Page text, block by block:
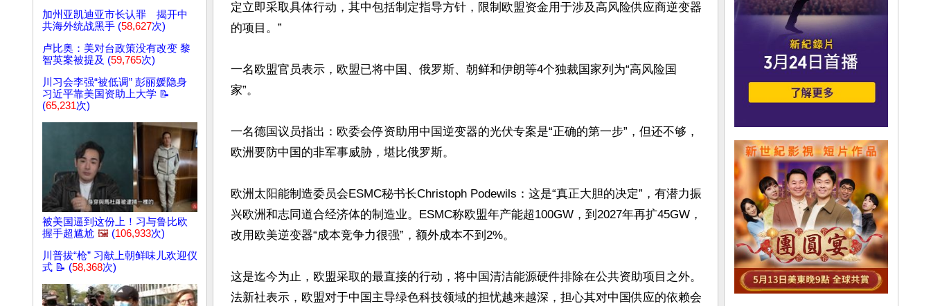
加州亚凯迪亚市长认罪 揭开中
共海外统战黑手 (58,627次)
卢比奥：美对台政策没有改变 黎
智英案被提及 (59,765次)
川习会李强“被低调” 彭丽媛隐身
习近平靠美国资助上大学 📝
(65,231次)
被美国逼到这份上！习与鲁比欧
握手超尴尬 🖼️ (106,933次)
川普拔“枪” 习献上朝鲜味儿欢迎仪
式 📝 (58,368次)
定立即采取具体行动，其中包括制定指导方针，限制欧盟资金用于涉及高风险供应商逆变器
的项目。”
一名欧盟官员表示，欧盟已将中国、俄罗斯、朝鲜和伊朗等4个独裁国家列为“高风险国
家”。
一名德国议员指出：欧委会停资助用中国逆变器的光伏专案是“正确的第一步”，但还不够，
欧洲要防中国的非军事威胁，堪比俄罗斯。
欧洲太阳能制造委员会ESMC秘书长Christoph Podewils：这是“真正大胆的决定”，有潜力振
兴欧洲和志同道合经济体的制造业。ESMC称欧盟年产能超100GW，到2027年再扩45GW，
改用欧美逆变器“成本竞争力很强”，额外成本不到2%。
这是迄今为止，欧盟采取的最直接的行动，将中国清洁能源硬件排除在公共资助项目之外。
法新社表示，欧盟对于中国主导绿色科技领域的担忧越来越深，担心其对中国供应的依赖会